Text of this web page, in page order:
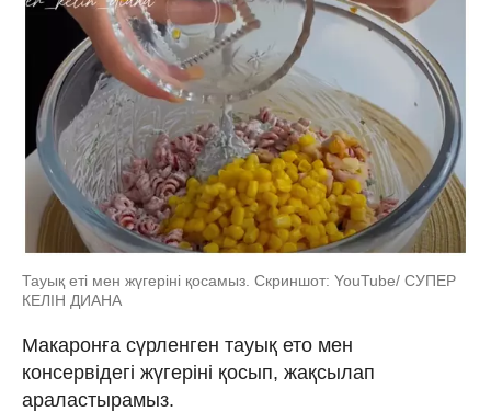
Тауық еті мен жүгеріні қосамыз. Скриншот: YouTube/ СУПЕР
КЕЛІН ДИАНА
Макаронға сүрленген тауық ето мен
консервідегі жүгеріні қосып, жақсылап
араластырамыз.